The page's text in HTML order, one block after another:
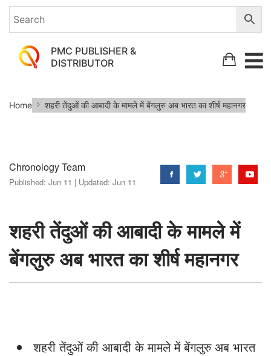
PMC PUBLISHER &
DISTRIBUTOR
तेंदुओं
के
मामले
बेंगलुरु
अब
भारत
का
Home शहरी तेंदुओं की आबादी के मामले में बेंगलुरु अब भारत का शीर्ष महानगर
Chronology Team
Published: Jun 11 | Updated: Jun 11
शहरी तेंदुओं की आबादी के मामले में
बेंगलुरु अब भारत का शीर्ष महानगर
शहरी तेंदुओं की आबादी के मामले में बेंगलुरु अब भारत